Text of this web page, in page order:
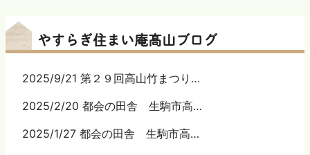
やすらぎ住まい庵髙山ブログ
2025/9/21 第２９回高山竹まつり…
2025/2/20 都会の田舎 生駒市高…
2025/1/27 都会の田舎 生駒市高…